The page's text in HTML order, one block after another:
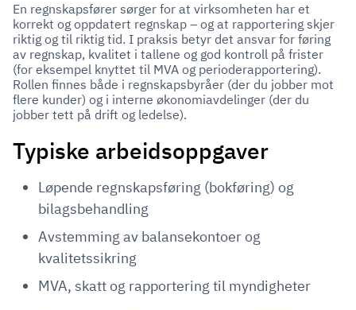
En regnskapsfører sørger for at virksomheten har et
korrekt og oppdatert regnskap – og at rapportering skjer
riktig og til riktig tid. I praksis betyr det ansvar for føring
av regnskap, kvalitet i tallene og god kontroll på frister
(for eksempel knyttet til MVA og perioderapportering).
Rollen finnes både i regnskapsbyråer (der du jobber mot
flere kunder) og i interne økonomiavdelinger (der du
jobber tett på drift og ledelse).
Typiske arbeidsoppgaver
Løpende regnskapsføring (bokføring) og
bilagsbehandling
Avstemming av balansekontoer og
kvalitetssikring
MVA, skatt og rapportering til myndigheter